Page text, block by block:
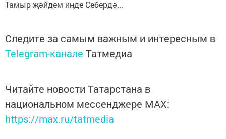
Тамыр җәйдем инде Себердә...
Следите за самым важным и интересным в
Telegram-канале Татмедиа
Читайте новости Татарстана в
национальном мессенджере MАХ:
https://max.ru/tatmedia